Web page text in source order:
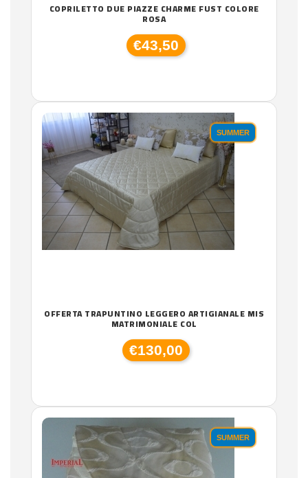
COPRILETTO DUE PIAZZE CHARME FUST COLORE
ROSA
€43,50
SUMMER
OFFERTA TRAPUNTINO LEGGERO ARTIGIANALE MIS
MATRIMONIALE COL
€130,00
SUMMER